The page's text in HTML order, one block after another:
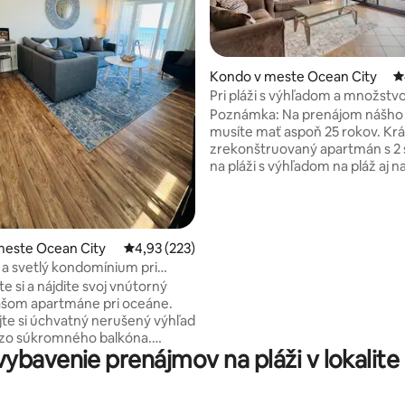
z 5, počet hodnotení: 145
Ocean City Priemerné ohodnotenie 4,93 z 5, počet
4,93 (223)
svetlý kondomínium pri
si a nájdite svoj vnútorný
apartmáne pri oceáne.
si úchvatný nerušený výhľad
súkromného balkóna.
sa každé ráno pri krásnom
a večer si vychutnajte
Kondo v meste Ocean City
Pri pláži s výhľadom a
vybavenia
Poznámka: Na prenájom
musíte mať aspoň 25 rokov. Krásne
zrekonštruovaný apartmán s 2
na pláži s výhľadom na pláž aj
prenájmov na pláži v